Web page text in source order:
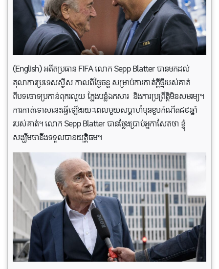
(English) អតីតប្រធាន FIFA លោក Sepp Blatter បានមកដល់
តុលាការប្រទេសស្វីស កាលពីថ្ងៃចន្ទ សម្រាប់ការកាត់ក្តីថ្មីរបស់គាត់
ពីបទចោទប្រកាន់ពុករលួយ ក្លែងបន្លំឯកសារ និងការប្រព្រឹត្តិមិនសមរម្យ។
ការកាត់ទោសនេះធ្វើឡើងរយៈពេលមួយសប្តាហ៍មុនខួបកំណីត៨៩ឆ្នាំ
របស់គាត់។ លោក Sepp Blatter បានថ្លែងប្រាប់អ្នកាសែតថា ខ្ញុំ
សង្ឃឹមថានឹងទទួលបានយុត្តិធម។